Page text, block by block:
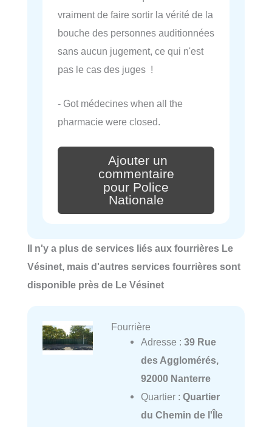
vraiment de faire sortir la vérité de la
bouche des personnes auditionnées
sans aucun jugement, ce qui n'est
pas le cas des juges !
- Got médecines when all the
pharmacie were closed.
Ajouter un
commentaire
pour Police
Nationale
Il n'y a plus de services liés aux fourrières Le
Vésinet, mais d'autres services fourrières sont
disponible près de Le Vésinet
Fourrière
Adresse : 39 Rue
des Agglomérés,
92000 Nanterre
Quartier : Quartier
du Chemin de l'Île